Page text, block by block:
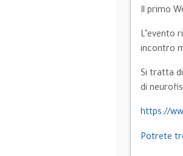
Il primo
L’evento
incontro
Si tratta
di
https://
Potrete